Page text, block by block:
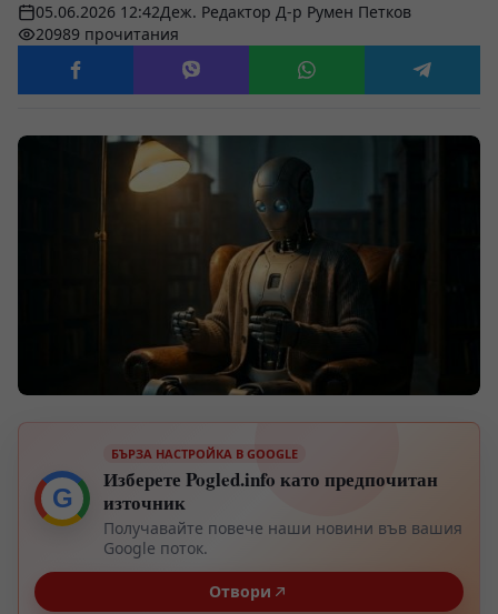
05.06.2026 12:42Деж. Редактор Д-р Румен Петков
20989 прочитания
G
БЪРЗА НАСТРОЙКА В GOOGLE
Изберете Pogled.info като предпочитан
източник
Получавайте повече наши новини във вашия
Google поток.
Отвори